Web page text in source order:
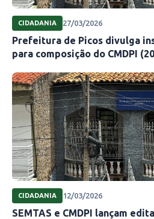
CIDADANIA 27/03/2026
Prefeitura de Picos divulga
para composição do CMDPI
CIDADANIA 12/03/2026
SEMTAS e CMDPI lançam